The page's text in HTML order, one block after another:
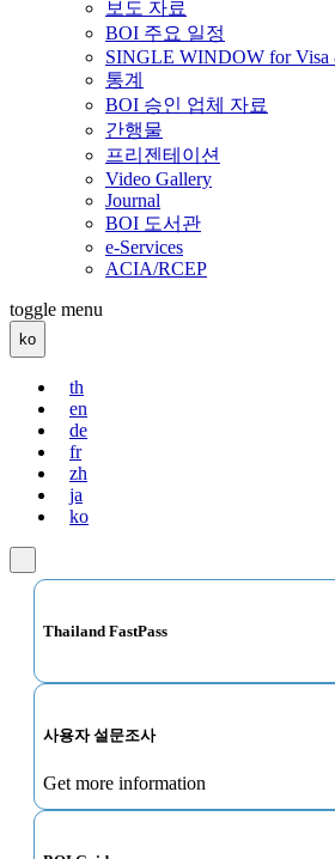
보도 자료
BOI 주요 일정
SINGLE WINDOW for Visa
통계
BOI 승인 업체 자료
간행물
프리젠테이션
Video Gallery
Journal
BOI 도서관
e-Services
ACIA/RCEP
toggle menu
ko
th
en
de
fr
zh
ja
ko
Thailand FastPass
사용자 설문조사
Get more information